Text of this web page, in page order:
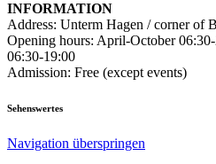
INFORMATION
Address: Unterm Hagen / corner of
Opening hours: April-October
06:30-19:00
Admission: Free (except events)
Sehenswertes
Navigation überspringen